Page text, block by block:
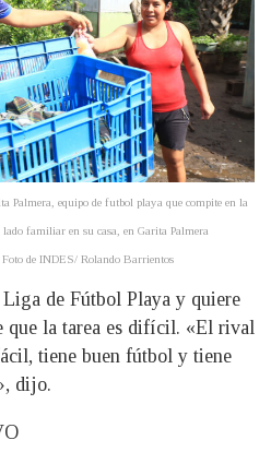
Palmera, equipo de futbol playa que compite en la
familiar en su casa, en Garita Palmera
de INDES/ Rolando Barrientos
de Fútbol Playa y quiere
que la tarea es difícil. «El rival
tiene buen fútbol y tiene
dijo.